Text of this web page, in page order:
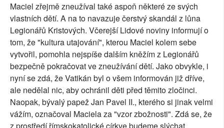
Maciel zřejmě zneužíval také aspoň některé ze svých
vlastních dětí. A na to navazuje čerstvý skandál z lůna
Legionářů Kristových. Včerejší Lidové noviny informují o
tom, že "kultura utajování", kterou Maciel kolem sebe
vytvořil, pomohla nejspíše dalším kněžím z Legionářů
bezpečně pokračovat ve zneužívání dětí. Jako obvykle, i
nyní se zdá, že Vatikán byl o všem informován již dříve,
ale nedělal nic, aby ochránil děti před těmito zločinci.
Naopak, bývalý papež Jan Pavel II., kterého si jinak velmi
vážím, označoval Maciela za "vzor zbožnosti". Zdá se, že